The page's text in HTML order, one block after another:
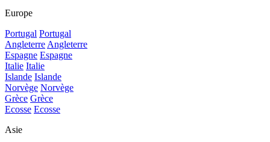
Europe
Portugal Portugal
Angleterre Angleterre
Espagne Espagne
Italie Italie
Islande Islande
Norvège Norvège
Grèce Grèce
Ecosse Ecosse
Asie